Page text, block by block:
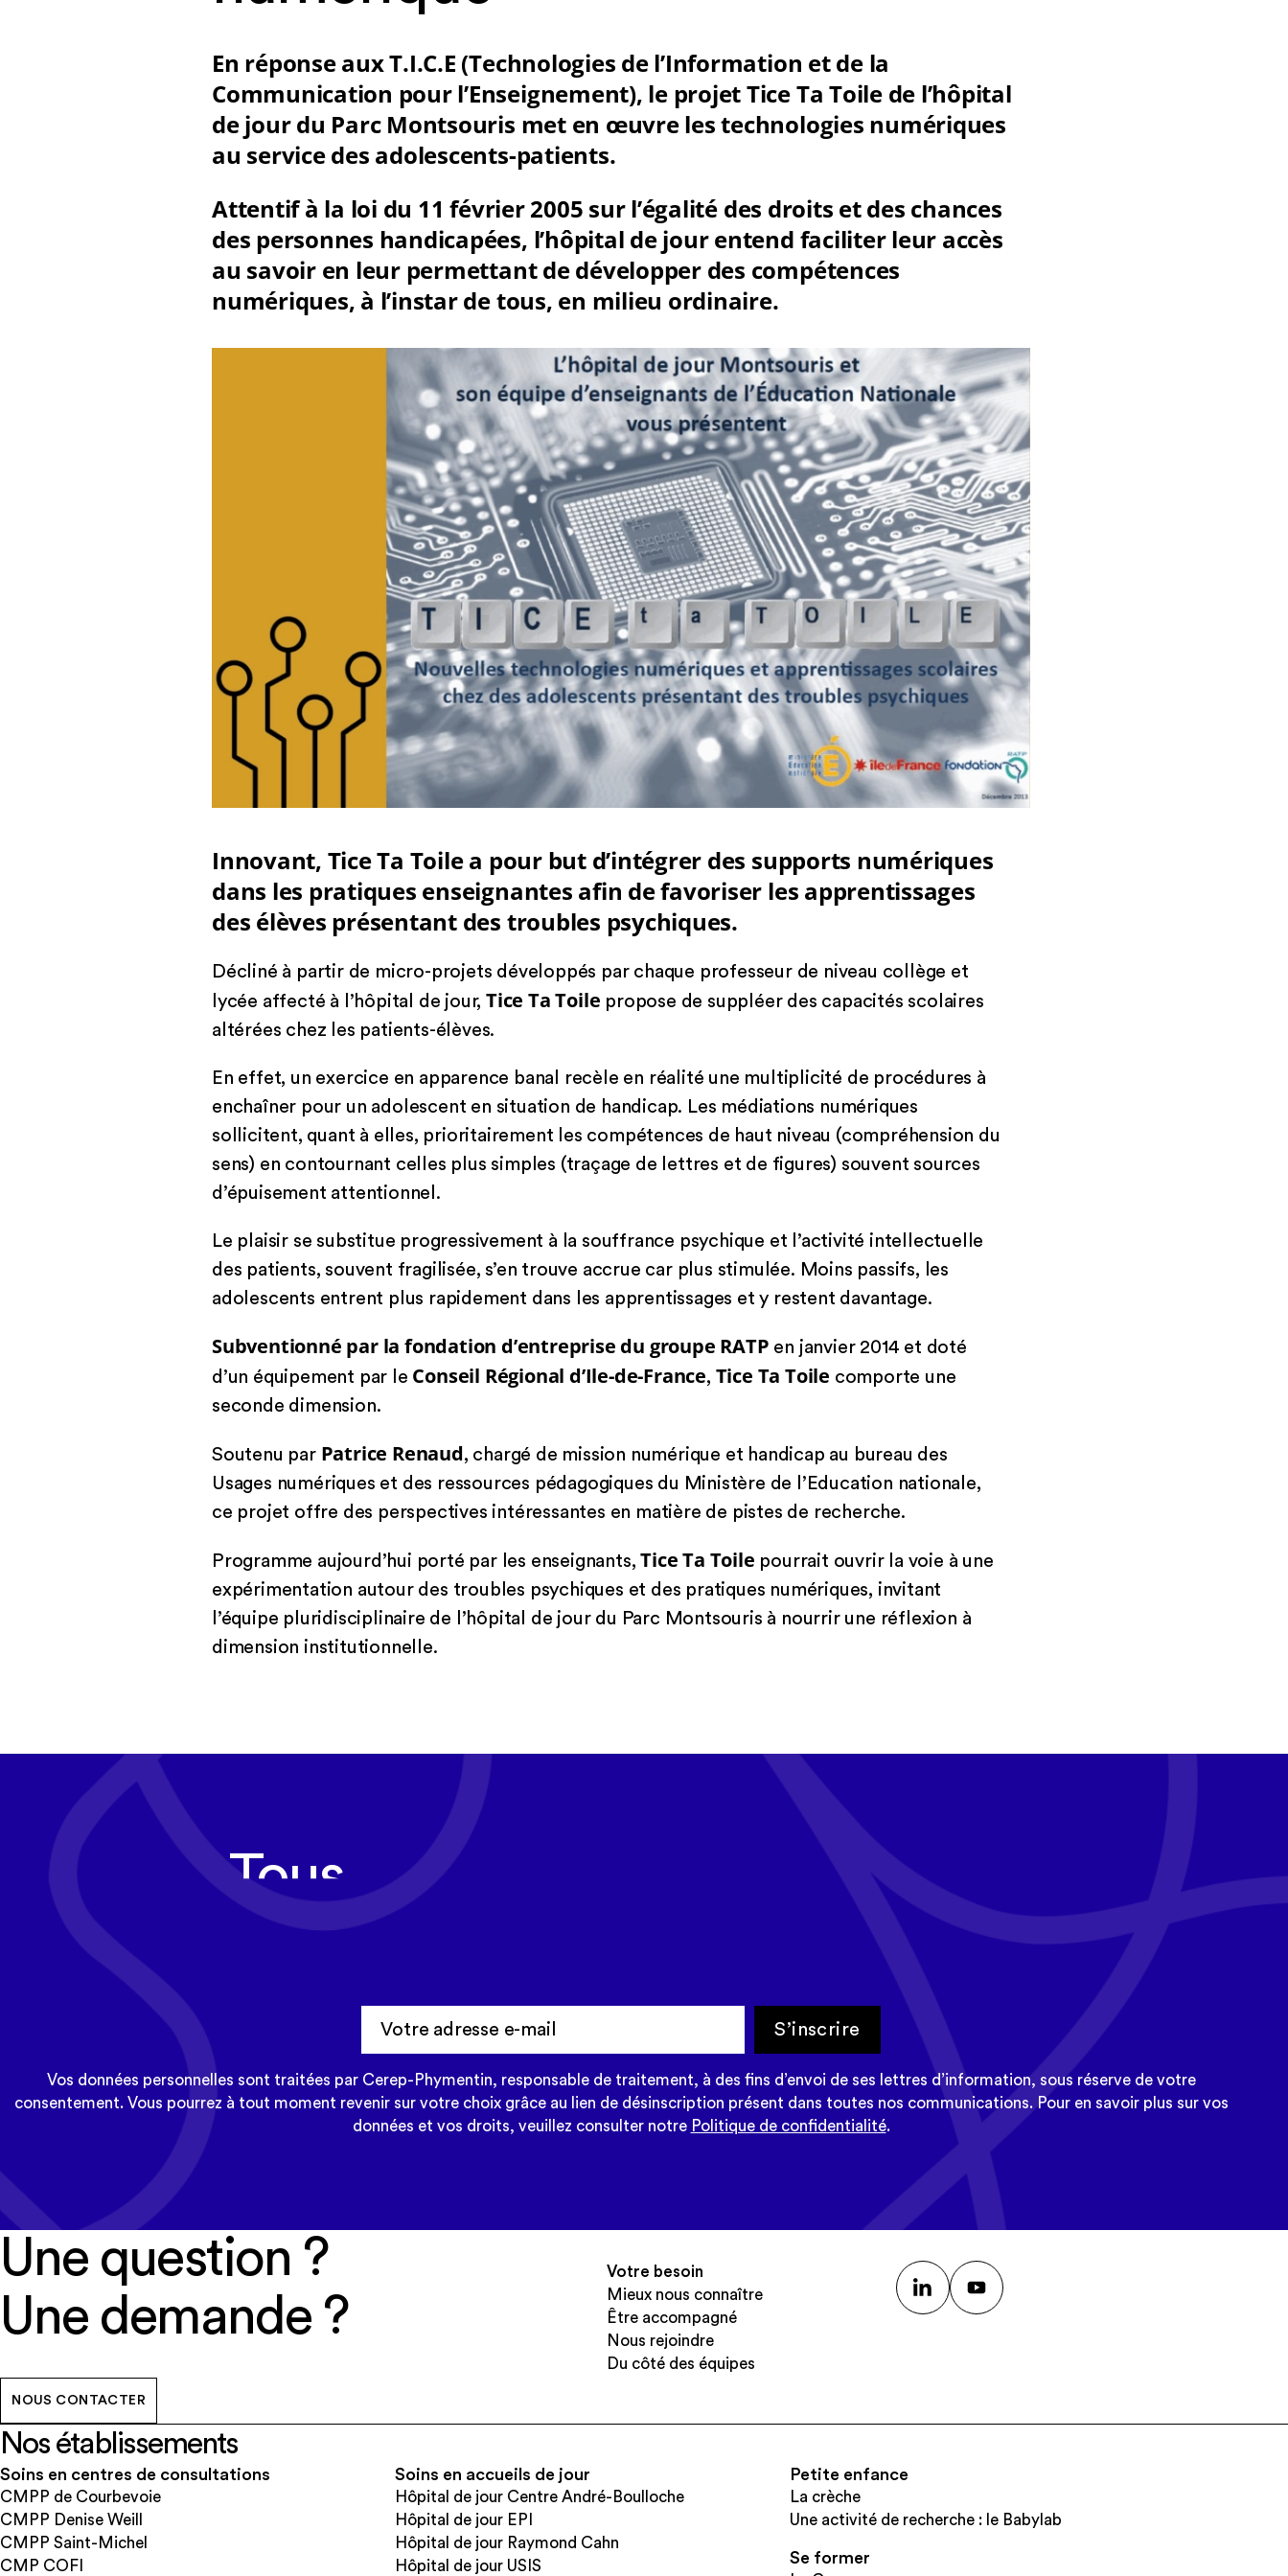
En réponse aux T.I.C.E (Technologies de l’Information et de la
Communication pour l’Enseignement), le projet Tice Ta Toile de l’hôpital
de jour du Parc Montsouris met en œuvre les technologies numériques
au service des adolescents-patients.
Attentif à la loi du 11 février 2005 sur l’égalité des droits et des chances
des personnes handicapées, l’hôpital de jour entend faciliter leur accès
au savoir en leur permettant de développer des compétences
numériques, à l’instar de tous, en milieu ordinaire.
Innovant, Tice Ta Toile a pour but d’intégrer des supports numériques
dans les pratiques enseignantes afin de favoriser les apprentissages
des élèves présentant des troubles psychiques.
Décliné à partir de micro-projets développés par chaque professeur de niveau collège et
lycée affecté à l’hôpital de jour, Tice Ta Toile propose de suppléer des capacités scolaires
altérées chez les patients-élèves.
En effet, un exercice en apparence banal recèle en réalité une multiplicité de procédures à
enchaîner pour un adolescent en situation de handicap. Les médiations numériques
sollicitent, quant à elles, prioritairement les compétences de haut niveau (compréhension du
sens) en contournant celles plus simples (traçage de lettres et de figures) souvent sources
d’épuisement attentionnel.
Le plaisir se substitue progressivement à la souffrance psychique et l’activité intellectuelle
des patients, souvent fragilisée, s’en trouve accrue car plus stimulée. Moins passifs, les
adolescents entrent plus rapidement dans les apprentissages et y restent davantage.
Subventionné par la fondation d’entreprise du groupe RATP en janvier 2014 et doté
d’un équipement par le Conseil Régional d’Ile-de-France, Tice Ta Toile comporte une
seconde dimension.
Soutenu par Patrice Renaud, chargé de mission numérique et handicap au bureau des
Usages numériques et des ressources pédagogiques du Ministère de l’Education nationale,
ce projet offre des perspectives intéressantes en matière de pistes de recherche.
Programme aujourd’hui porté par les enseignants,Tice Ta Toile pourrait ouvrir la voie à une
expérimentation autour des troubles psychiques et des pratiques numériques, invitant
l’équipe pluridisciplinaire de l’hôpital de jour du Parc Montsouris à nourrir une réflexion à
dimension institutionnelle.
Tous les mois, recevez l'actualité
Cerep-Phymentin dans votre newsletter Tempo
S’inscrire
Vos données personnelles sont traitées par Cerep-Phymentin, responsable de traitement, à des fins d’envoi de ses lettres d’information, sous réserve de votre
consentement. Vous pourrez à tout moment revenir sur votre choix grâce au lien de désinscription présent dans toutes nos communications. Pour en savoir plus sur vos
données et vos droits, veuillez consulter notre Politique de confidentialité.
Une question ?
Une demande ?
NOUS CONTACTER
Votre besoin
Mieux nous connaître
Être accompagné
Nous rejoindre
Du côté des équipes
Nos établissements
Soins en centres de consultations
CMPP de Courbevoie
CMPP Denise Weill
CMPP Saint-Michel
CMP COFI
Soins en accueils de jour
Hôpital de jour Centre André-Boulloche
Hôpital de jour EPI
Hôpital de jour Raymond Cahn
Hôpital de jour USIS
Petite enfance
La crèche
Une activité de recherche : le Babylab
Se former